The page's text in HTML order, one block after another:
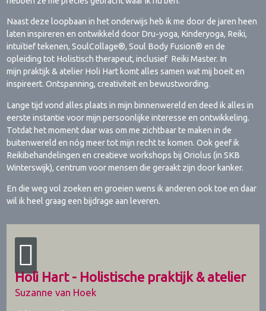
Naast deze loopbaan in het onderwijs heb ik me door de jaren heen
laten inspireren en ontwikkeld door Dru-yoga, Kinderyoga, Reiki,
intuïtief tekenen, SoulCollage®, Soul Body Fusion® en de
opleiding tot Holistisch therapeut, inclusief Reiki Master. In
mijn praktijk & atelier Holi Hart komt alles samen wat mij boeit en
inspireert. Ontspanning, creativiteit en bewustwording.
Lange tijd vond alles plaats in mijn binnenwereld en deed ik alles in
eerste instantie voor mijn persoonlijke interesse en ontwikkeling.
Totdat het moment daar was om me zichtbaar te maken in de
buitenwereld en nóg meer tot mijn recht te komen. Ook geef ik
Reikibehandelingen en creatieve workshops bij Oriolus (in SKB
Winterswijk), centrum voor mensen die geraakt zijn door kanker.
En die weg vol zoeken en groeien wens ik anderen ook toe en daar
wil ik heel graag een bijdrage aan leveren.
Holi Hart - Holistische praktijk & atelier
Suzanne van Hoek